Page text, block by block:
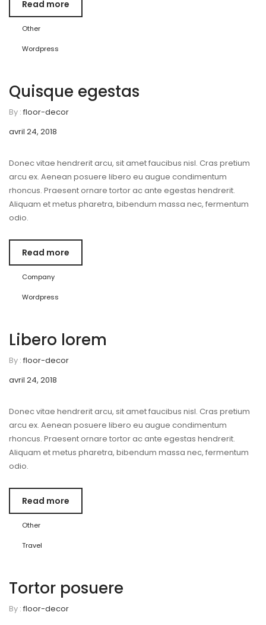
Read more
Other
Wordpress
Quisque egestas
By : floor-decor
avril 24, 2018
Donec vitae hendrerit arcu, sit amet faucibus nisl. Cras pretium
arcu ex. Aenean posuere libero eu augue condimentum
rhoncus. Praesent ornare tortor ac ante egestas hendrerit.
Aliquam et metus pharetra, bibendum massa nec, fermentum
odio.
Read more
Company
Wordpress
Libero lorem
By : floor-decor
avril 24, 2018
Donec vitae hendrerit arcu, sit amet faucibus nisl. Cras pretium
arcu ex. Aenean posuere libero eu augue condimentum
rhoncus. Praesent ornare tortor ac ante egestas hendrerit.
Aliquam et metus pharetra, bibendum massa nec, fermentum
odio.
Read more
Other
Travel
Tortor posuere
By : floor-decor